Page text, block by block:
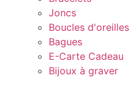
Joncs
Boucles d'oreilles
Bagues
E-Carte Cadeau
Bijoux à graver